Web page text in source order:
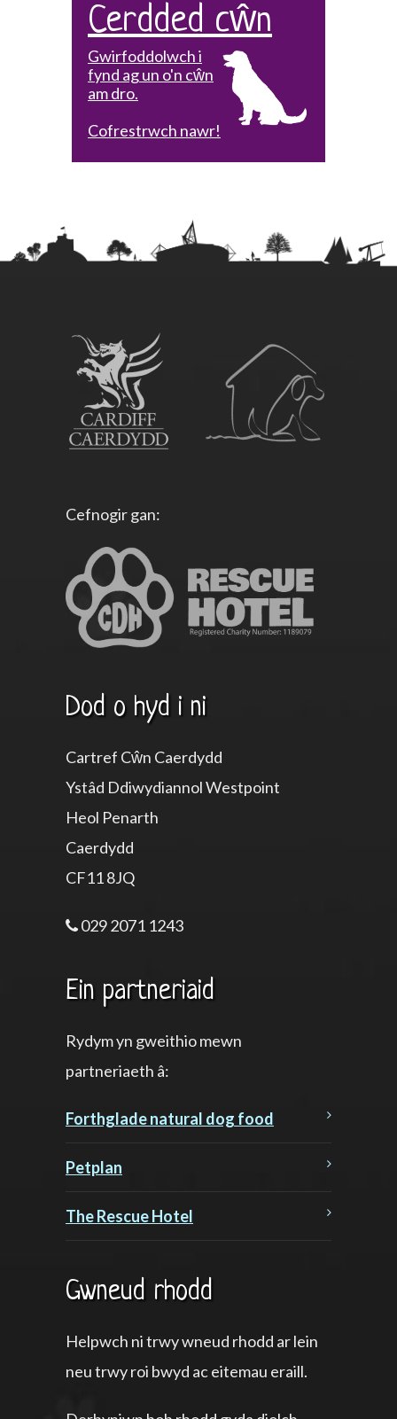
Cerdded cŵn
Gwirfoddolwch i
fynd ag un o'n cŵn
am dro.
Cofrestrwch nawr!
Cefnogir gan:
Dod o hyd i ni
Cartref Cŵn Caerdydd
Ystâd Ddiwydiannol Westpoint
Heol Penarth
Caerdydd
CF11 8JQ
029 2071 1243
Ein partneriaid
Rydym yn gweithio mewn
partneriaeth â:
Forthglade natural dog food
Petplan
The Rescue Hotel
Gwneud rhodd
Helpwch ni trwy wneud rhodd ar lein
neu trwy roi bwyd ac eitemau eraill.